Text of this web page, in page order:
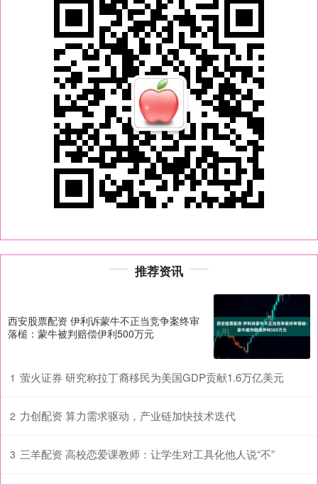
推荐资讯
西安股票配资 伊利诉蒙牛不正当竞争案终审
落槌：蒙牛被判赔偿伊利500万元
1 萤火证券 研究称拉丁裔移民为美国GDP贡献1.6万亿美元
2 力创配资 算力需求驱动，产业链加快技术迭代
3 三羊配资 高校恋爱课教师：让学生对工具化他人说“不”